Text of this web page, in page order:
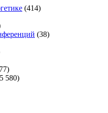
(414)
(38)
580)